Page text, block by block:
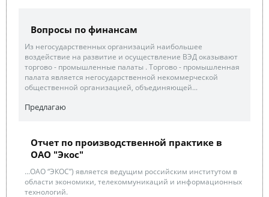
Вопросы по финансам
Из негосударственных организаций наибольшее
воздействие на развитие и осуществление ВЭД оказывают
торгово - промышленные палаты . Торгово - промышленная
палата является негосударственной некоммерческой
общественной организацией, объединяющей...
Предлагаю
Отчет по производственной практике в
ОАО "Экос"
...ОАО “ЭКОС”) является ведущим российским институтом в
области экономики, телекоммуникаций и информационных
технологий.